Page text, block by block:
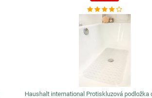
Haushalt international Protiskluzová podložka